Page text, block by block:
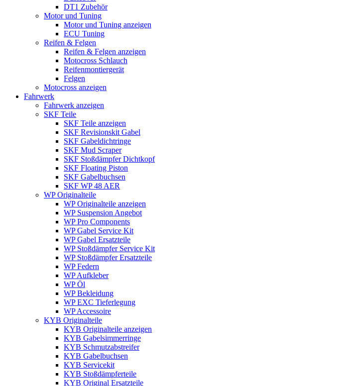
DT1 Zubehör
Motor und Tuning
Motor und Tuning anzeigen
ECU Tuning
Reifen & Felgen
Reifen & Felgen anzeigen
Motocross Schlauch
Reifenmontiergerät
Felgen
Motocross anzeigen
Fahrwerk
Fahrwerk anzeigen
SKF Teile
SKF Teile anzeigen
SKF Revisionskit Gabel
SKF Gabeldichtringe
SKF Mud Scraper
SKF Stoßdämpfer Dichtkopf
SKF Floating Piston
SKF Gabelbuchsen
SKF WP 48 AER
WP Originalteile
WP Originalteile anzeigen
WP Suspension Angebot
WP Pro Components
WP Gabel Service Kit
WP Gabel Ersatzteile
WP Stoßdämpfer Service Kit
WP Stoßdämpfer Ersatzteile
WP Federn
WP Aufkleber
WP Öl
WP Bekleidung
WP EXC Tieferlegung
WP Accessoire
KYB Originalteile
KYB Originalteile anzeigen
KYB Gabelsimmerringe
KYB Schmutzabstreifer
KYB Gabelbuchsen
KYB Servicekit
KYB Stoßdämpferteile
KYB Original Ersatzteile